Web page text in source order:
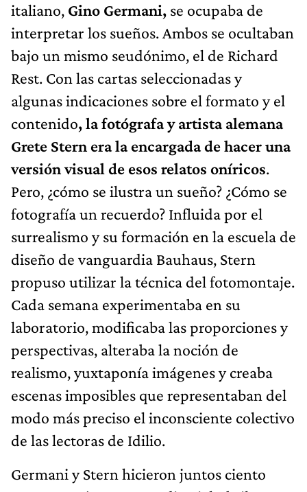
italiano, Gino Germani, se ocupaba de
interpretar los sueños. Ambos se ocultaban
bajo un mismo seudónimo, el de Richard
Rest. Con las cartas seleccionadas y
algunas indicaciones sobre el formato y el
contenido, la fotógrafa y artista alemana
Grete Stern era la encargada de hacer una
versión visual de esos relatos oníricos.
Pero, ¿cómo se ilustra un sueño? ¿Cómo se
fotografía un recuerdo? Influida por el
surrealismo y su formación en la escuela de
diseño de vanguardia Bauhaus, Stern
propuso utilizar la técnica del fotomontaje.
Cada semana experimentaba en su
laboratorio, modificaba las proporciones y
perspectivas, alteraba la noción de
realismo, yuxtaponía imágenes y creaba
escenas imposibles que representaban del
modo más preciso el inconsciente colectivo
de las lectoras de Idilio.
Germani y Stern hicieron juntos ciento